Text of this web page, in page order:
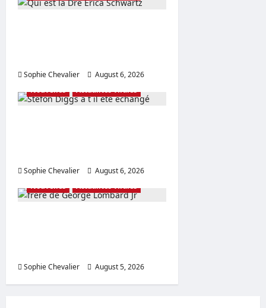
Sophie Chevalier August 6, 2026
Nouvelles
Actualités virales
Sophie Chevalier August 6, 2026
Nouvelles
Actualités virales
Sophie Chevalier August 5, 2026